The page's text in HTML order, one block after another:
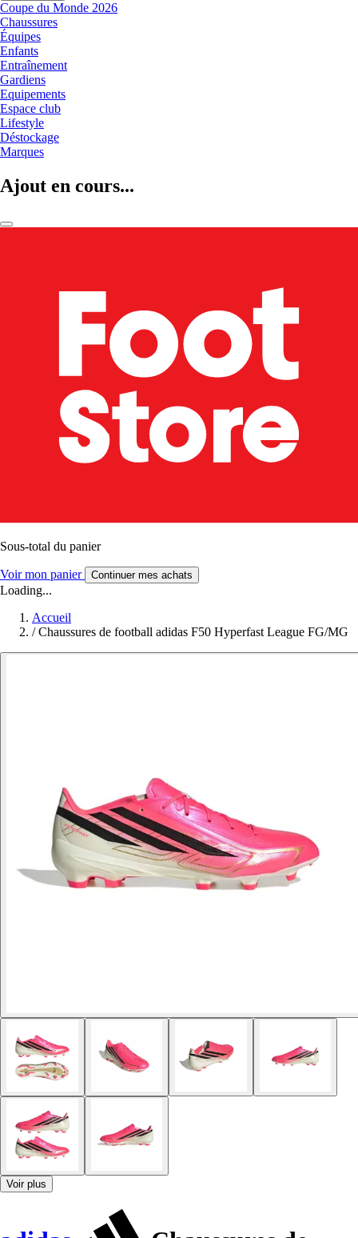
Coupe du Monde 2026
Chaussures
Équipes
Enfants
Entraînement
Gardiens
Equipements
Espace club
Lifestyle
Déstockage
Marques
Ajout en cours...
Sous-total du panier
Voir mon panier Continuer mes achats
Loading...
Accueil
/ Chaussures de football adidas F50 Hyperfast League FG/MG
Voir plus